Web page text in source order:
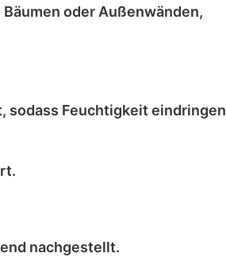
Bäumen oder Außenwänden,
, sodass Feuchtigkeit eindringen
nachgestellt.